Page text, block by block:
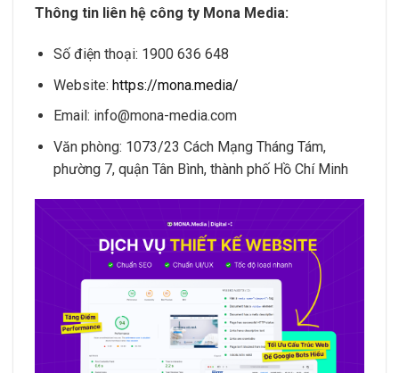
Thông tin liên hệ công ty Mona Media:
Số điện thoại: 1900 636 648
Website: https://mona.media/
Email: info@mona-media.com
Văn phòng: 1073/23 Cách Mạng Tháng Tám,
phường 7, quận Tân Bình, thành phố Hồ Chí Minh